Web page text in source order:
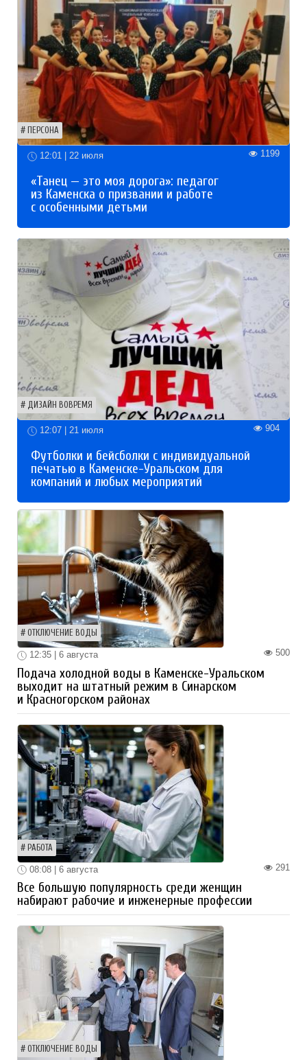
ПЕРСОНА
12:01 | 22 июля 1199
«Танец — это моя дорога»: педагог
из Каменска о призвании и работе
с особенными детьми
ДИЗАЙН ВОВРЕМЯ
12:07 | 21 июля 904
Футболки и бейсболки с индивидуальной
печатью в Каменске-Уральском для
компаний и любых мероприятий
ОТКЛЮЧЕНИЕ ВОДЫ
500
12:35 | 6 августа
Подача холодной воды в Каменске-Уральском
выходит на штатный режим в Синарском
и Красногорском районах
РАБОТА
291
08:08 | 6 августа
Все большую популярность среди женщин
набирают рабочие и инженерные профессии
ОТКЛЮЧЕНИЕ ВОДЫ